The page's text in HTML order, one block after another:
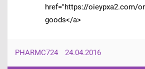
href="https://oieypxa2.com/
goods</a>
PHARMC724 24.04.2016